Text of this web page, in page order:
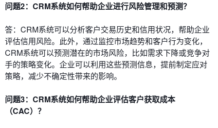
问题2：CRM系统如何帮助企业进行风险管理和预测？
答：CRM系统可以分析客户交易历史和信用状况，帮助企业
评估信用风险。此外，通过监控市场趋势和客户行为变化，
CRM系统可以预测潜在的市场风险，比如需求下降或竞争对
手的策略变化。企业可以利用这些预测信息，提前制定应对
策略，减少不确定性带来的影响。
问题3：CRM系统如何帮助企业评估客户获取成本
（CAC）？